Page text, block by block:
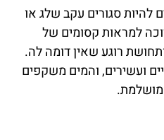
להיות סגורים עקב שלג או
למראות קסומים של
רוגע שאין דומה לה.
ועשירים, והמים משקפים